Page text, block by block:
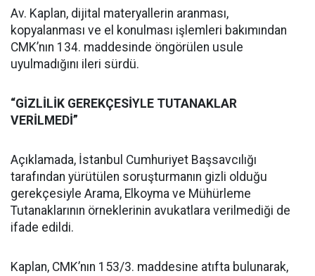
Av. Kaplan, dijital materyallerin aranması,
kopyalanması ve el konulması işlemleri bakımından
CMK’nın 134. maddesinde öngörülen usule
uyulmadığını ileri sürdü.
“GİZLİLİK GEREKÇESİYLE TUTANAKLAR
VERİLMEDİ”
Açıklamada, İstanbul Cumhuriyet Başsavcılığı
tarafından yürütülen soruşturmanın gizli olduğu
gerekçesiyle Arama, Elkoyma ve Mühürleme
Tutanaklarının örneklerinin avukatlara verilmediği de
ifade edildi.
Kaplan, CMK’nın 153/3. maddesine atıfta bulunarak,